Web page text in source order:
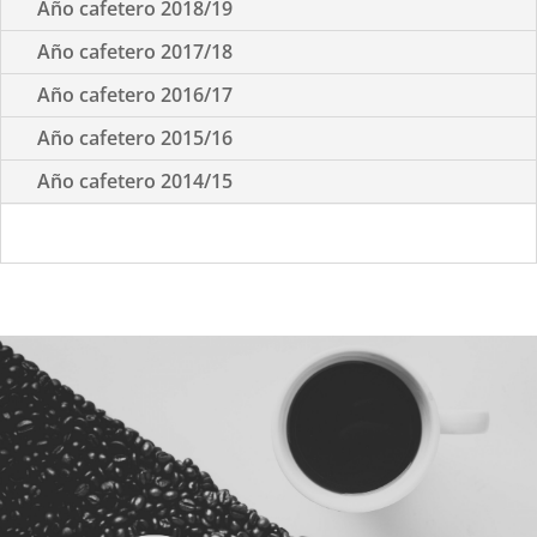
Año cafetero 2018/19
Año cafetero 2017/18
Año cafetero 2016/17
Año cafetero 2015/16
Año cafetero 2014/15